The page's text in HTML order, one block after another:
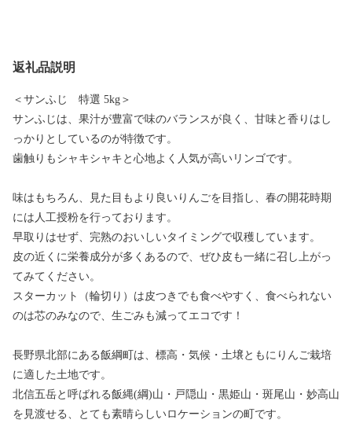
返礼品説明
＜サンふじ 特選 5kg＞
サンふじは、果汁が豊富で味のバランスが良く、甘味と香りはし
っかりとしているのが特徴です。
歯触りもシャキシャキと心地よく人気が高いリンゴです。
味はもちろん、見た目もより良いりんごを目指し、春の開花時期
には人工授粉を行っております。
早取りはせず、完熟のおいしいタイミングで収穫しています。
皮の近くに栄養成分が多くあるので、ぜひ皮も一緒に召し上がっ
てみてください。
スターカット（輪切り）は皮つきでも食べやすく、食べられない
のは芯のみなので、生ごみも減ってエコです！
長野県北部にある飯綱町は、標高・気候・土壌ともにりんご栽培
に適した土地です。
北信五岳と呼ばれる飯縄(綱)山・戸隠山・黒姫山・斑尾山・妙高山
を見渡せる、とても素晴らしいロケーションの町です。